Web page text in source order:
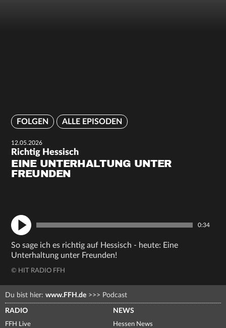
FOLGEN ALLE EPISODEN
12.05.2026
Richtig Hessisch
EINE UNTERHALTUNG UNTER
FREUNDEN
0:34
So sage ich es richtig auf Hessisch - heute: Eine
Unterhaltung unter Freunden!
© HIT RADIO FFH
Du bist hier: www.FFH.de >>> Podcast
RADIO
FFH Live
NEWS
Hessen News